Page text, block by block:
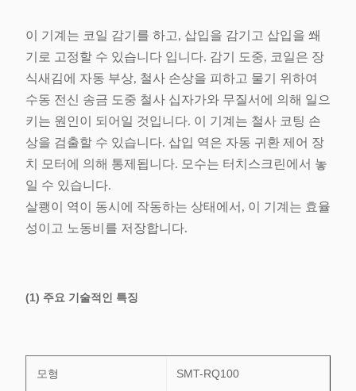
이 기계는 코일 감기를 하고, 삽입을 감기고 삽입을 쐐
기로 고정할 수 있습니다 입니다. 감기 도중, 코일은 장
식새김에 자동 부상, 철사 손상을 피하고 물기 위하여
수동 전신 송금 도중 철사 십자가와 무질서에 의해 일으
키는 원인이 되어일 것입니다. 이 기계는 철사 코팅 손
상을 검출할 수 있습니다. 삽입 역은 자동 귀환 제어 장
치 모터에 의해 통제됩니다. 모수는 터치스크린에서 놓
일 수 있습니다.
살쾡이 역이 동시에 작동하는 상태에서, 이 기계는 효율
성이고 노동비를 저장합니다.
(1) 주요 기술적인 특징
모형 SMT-RQ100